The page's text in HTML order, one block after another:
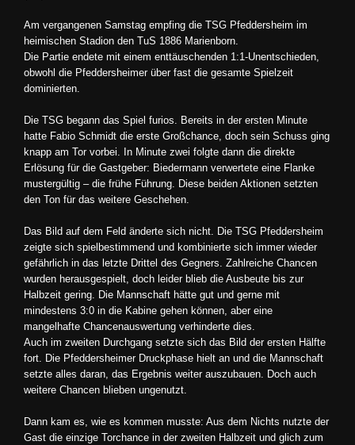
Am vergangenen Samstag empfing die TSG Pfeddersheim im
heimischen Stadion den TuS 1886 Marienborn.
Die Partie endete mit einem enttäuschenden 1:1-Unentschieden,
obwohl die Pfeddersheimer über fast die gesamte Spielzeit
dominierten.
Die TSG begann das Spiel furios. Bereits in der ersten Minute
hatte Fabio Schmidt die erste Großchance, doch sein Schuss ging
knapp am Tor vorbei. In Minute zwei folgte dann die direkte
Erlösung für die Gastgeber: Biedermann verwertete eine Flanke
mustergültig – die frühe Führung. Diese beiden Aktionen setzten
den Ton für das weitere Geschehen.
Das Bild auf dem Feld änderte sich nicht. Die TSG Pfeddersheim
zeigte sich spielbestimmend und kombinierte sich immer wieder
gefährlich in das letzte Drittel des Gegners. Zahlreiche Chancen
wurden herausgespielt, doch leider blieb die Ausbeute bis zur
Halbzeit gering. Die Mannschaft hätte gut und gerne mit
mindestens 3:0 in die Kabine gehen können, aber eine
mangelhafte Chancenauswertung verhinderte dies.
Auch im zweiten Durchgang setzte sich das Bild der ersten Hälfte
fort. Die Pfeddersheimer Druckphase hielt an und die Mannschaft
setzte alles daran, das Ergebnis weiter auszubauen. Doch auch
weitere Chancen blieben ungenutzt.
Dann kam es, wie es kommen musste: Aus dem Nichts nutzte der
Gast die einzige Torchance in der zweiten Halbzeit und glich zum